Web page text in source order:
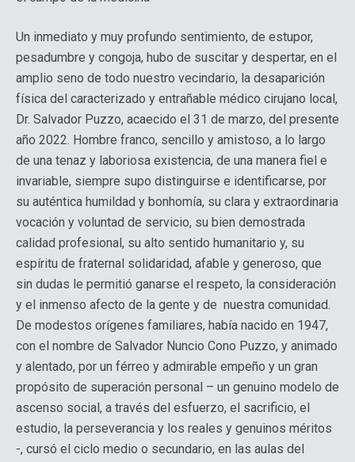
Un inmediato y muy profundo sentimiento, de estupor,
pesadumbre y congoja, hubo de suscitar y despertar, en el
amplio seno de todo nuestro vecindario, la desaparición
física del caracterizado y entrañable médico cirujano local,
Dr. Salvador Puzzo, acaecido el 31 de marzo, del presente
año 2022. Hombre franco, sencillo y amistoso, a lo largo
de una tenaz y laboriosa existencia, de una manera fiel e
invariable, siempre supo distinguirse e identificarse, por
su auténtica humildad y bonhomía, su clara y extraordinaria
vocación y voluntad de servicio, su bien demostrada
calidad profesional, su alto sentido humanitario y, su
espíritu de fraternal solidaridad, afable y generoso, que
sin dudas le permitió ganarse el respeto, la consideración
y el inmenso afecto de la gente y de nuestra comunidad.
De modestos orígenes familiares, había nacido en 1947,
con el nombre de Salvador Nuncio Cono Puzzo, y animado
y alentado, por un férreo y admirable empeño y un gran
propósito de superación personal – un genuino modelo de
ascenso social, a través del esfuerzo, el sacrificio, el
estudio, la perseverancia y los reales y genuinos méritos
-, cursó el ciclo medio o secundario, en las aulas del